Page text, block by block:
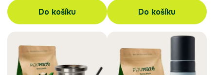
Do košíku Do košíku